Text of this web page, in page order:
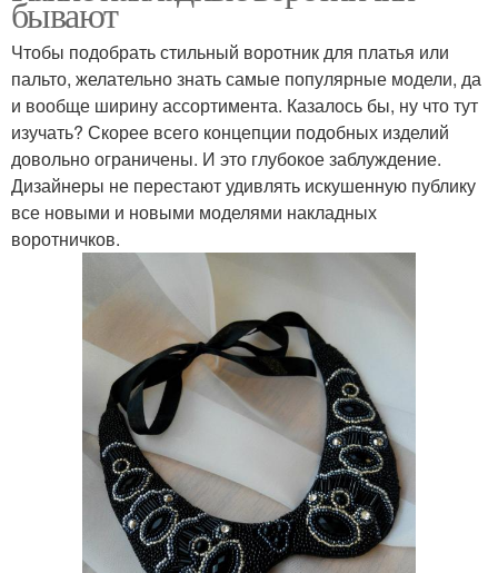
бывают
Чтобы подобрать стильный воротник для платья или
пальто, желательно знать самые популярные модели, да
и вообще ширину ассортимента. Казалось бы, ну что тут
изучать? Скорее всего концепции подобных изделий
довольно ограничены. И это глубокое заблуждение.
Дизайнеры не перестают удивлять искушенную публику
все новыми и новыми моделями накладных
воротничков.